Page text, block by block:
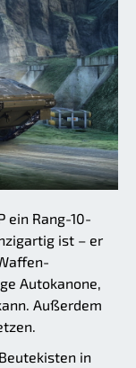
ein Rang-10-
ist – er
Autokanone,
Außerdem
in